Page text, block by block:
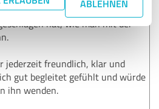
ABLEHNEN
hat, sondern aktiv eine
hat, wie man mit der
jederzeit freundlich, klar und
gut begleitet gefühlt und würde
ihn wenden.